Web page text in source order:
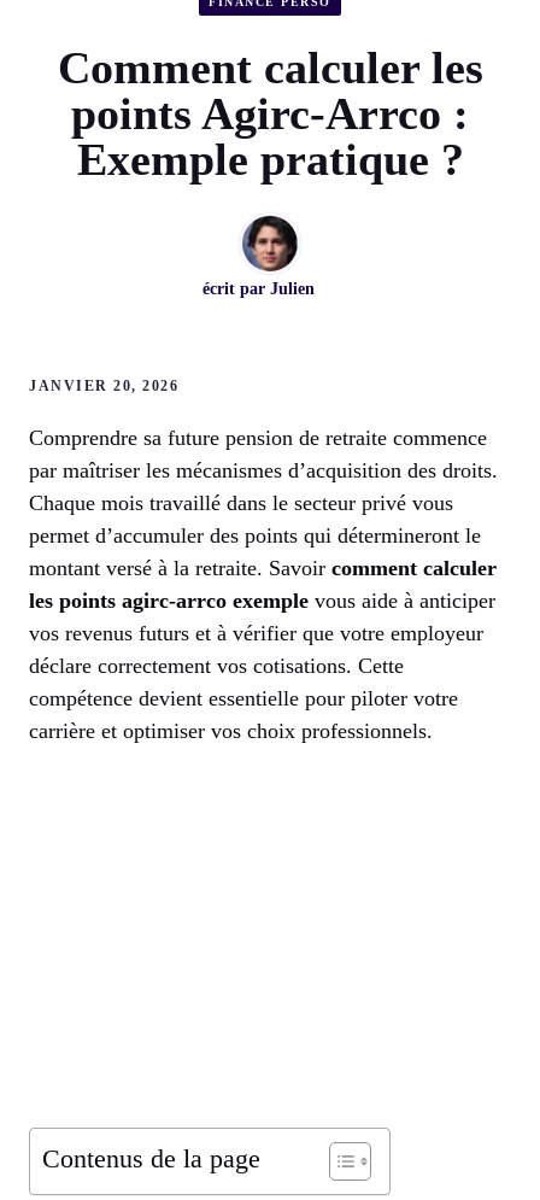
Comment calculer les
points Agirc-Arrco :
Exemple pratique ?
écrit par Julien
JANVIER 20, 2026
Comprendre sa future pension de retraite commence
par maîtriser les mécanismes d’acquisition des droits.
Chaque mois travaillé dans le secteur privé vous
permet d’accumuler des points qui détermineront le
montant versé à la retraite. Savoir comment calculer
les points agirc-arrco exemple vous aide à anticiper
vos revenus futurs et à vérifier que votre employeur
déclare correctement vos cotisations. Cette
compétence devient essentielle pour piloter votre
carrière et optimiser vos choix professionnels.
Contenus de la page